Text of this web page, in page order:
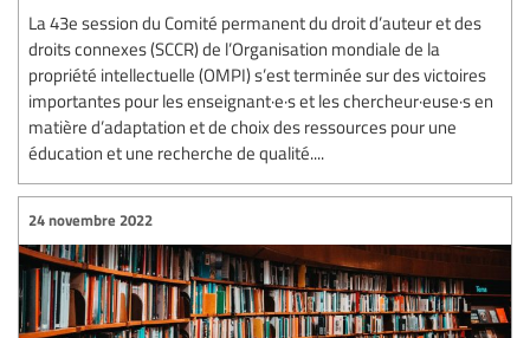
La 43e session du Comité permanent du droit d’auteur et des
droits connexes (SCCR) de l’Organisation mondiale de la
propriété intellectuelle (OMPI) s’est terminée sur des victoires
importantes pour les enseignant·e·s et les chercheur·euse·s en
matière d’adaptation et de choix des ressources pour une
éducation et une recherche de qualité....
24 novembre 2022